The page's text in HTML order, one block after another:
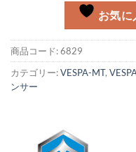
お気に
商品コード:6829
カテゴリー:VESPA-MT,
ンサー